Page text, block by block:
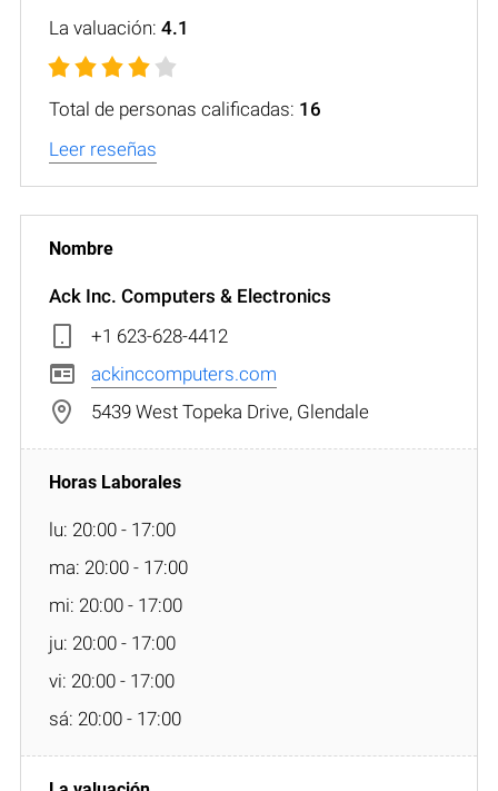
La valuación: 4.1
Total de personas calificadas: 16
Leer reseñas
Ack Inc. Computers & Electronics
+1 623-628-4412
ackinccomputers.com
5439 West Topeka Drive, Glendale
lu: 20:00 - 17:00
ma: 20:00 - 17:00
mi: 20:00 - 17:00
ju: 20:00 - 17:00
vi: 20:00 - 17:00
sá: 20:00 - 17:00